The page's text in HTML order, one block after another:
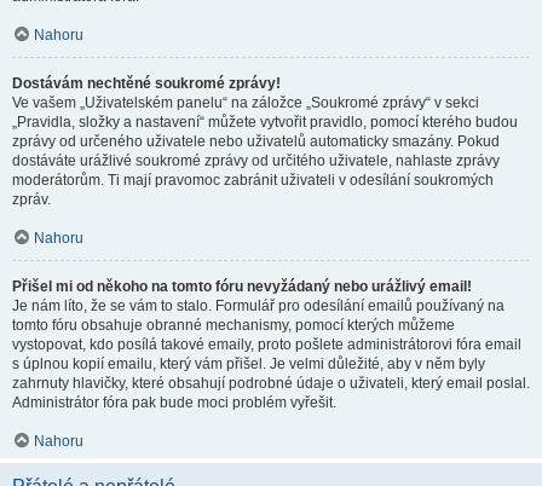
Nahoru
Dostávám nechtěné soukromé zprávy!
Ve vašem „Uživatelském panelu“ na záložce „Soukromé zprávy“ v sekci
„Pravidla, složky a nastavení“ můžete vytvořit pravidlo, pomocí kterého budou
zprávy od určeného uživatele nebo uživatelů automaticky smazány. Pokud
dostáváte urážlivé soukromé zprávy od určitého uživatele, nahlaste zprávy
moderátorům. Ti mají pravomoc zabránit uživateli v odesílání soukromých
zpráv.
Nahoru
Přišel mi od někoho na tomto fóru nevyžádaný nebo urážlivý email!
Je nám líto, že se vám to stalo. Formulář pro odesílání emailů používaný na
tomto fóru obsahuje obranné mechanismy, pomocí kterých můžeme
vystopovat, kdo posílá takové emaily, proto pošlete administrátorovi fóra email
s úplnou kopií emailu, který vám přišel. Je velmi důležité, aby v něm byly
zahrnuty hlavičky, které obsahují podrobné údaje o uživateli, který email poslal.
Administrátor fóra pak bude moci problém vyřešit.
Nahoru